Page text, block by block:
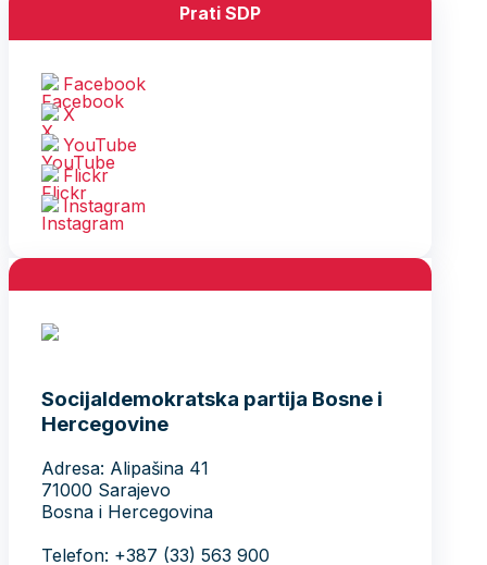
Prati SDP
Facebook
X
YouTube
Flickr
Instagram
Socijaldemokratska partija Bosne i
Hercegovine
Adresa: Alipašina 41
71000 Sarajevo
Bosna i Hercegovina
Telefon: +387 (33) 563 900